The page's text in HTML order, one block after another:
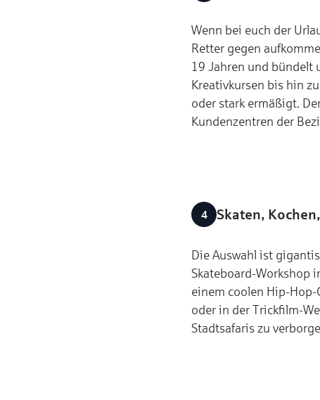
Wenn bei euch der
Retter gegen
19 Jahren und bündelt
Kreativkursen bis hin
oder stark ermäßigt.
Kundenzentren der
Skaten,
Die Auswahl ist
Skateboard-Workshop
einem coolen Hip-
oder in der Trickfilm-
Stadtsafaris zu